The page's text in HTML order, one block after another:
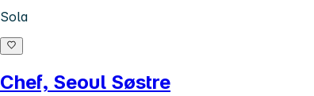
Sola
Chef, Seoul Søstre